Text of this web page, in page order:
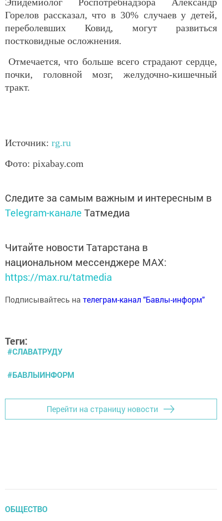
Горелов рассказал, что в 30% случаев у детей,
переболевших Ковид, могут развиться
постковидные осложнения.
Отмечается, что больше всего страдают сердце,
почки, головной мозг, желудочно-кишечный
тракт.
Источник: rg.ru
Фото: pixabay.com
Следите за самым важным и интересным в
Telegram-канале Татмедиа
Читайте новости Татарстана в
национальном мессенджере MАХ:
https://max.ru/tatmedia
Подписывайтесь на телеграм-канал "Бавлы-информ"
Теги:
#СЛАВАТРУДУ
#БАВЛЫИНФОРМ
Перейти на страницу новости
ОБЩЕСТВО